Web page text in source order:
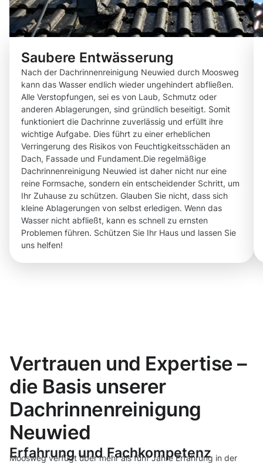
Saubere Entwässerung
Nach der Dachrinnenreinigung Neuwied durch Moosweg
kann das Wasser endlich wieder ungehindert abfließen.
Alle Verstopfungen, sei es von Laub, Schmutz oder
anderen Ablagerungen, sind gründlich beseitigt. Somit
funktioniert die Dachrinne zuverlässig und erfüllt ihre
wichtige Aufgabe. Dies führt zu einer erheblichen
Verringerung des Risikos von Feuchtigkeitsschäden an
Dach, Fassade und Fundament.Die regelmäßige
Dachrinnenreinigung Neuwied ist daher nicht nur eine
reine Formsache, sondern ein entscheidender Schritt, um
Ihr Zuhause zu schützen. Glauben Sie nicht, dass sich
kleine Ablagerungen von selbst erledigen. Wenn das
Wasser nicht abfließt, kann es schnell zu ernsten
Problemen führen. Schützen Sie Ihr Haus und lassen Sie
uns helfen!
Vertrauen und Expertise –
die Basis unserer
Dachrinnenreinigung
Neuwied
Erfahrung und Fachkompetenz
Moosweg verfügt über mehr als fünf Jahre Erfahrung in der